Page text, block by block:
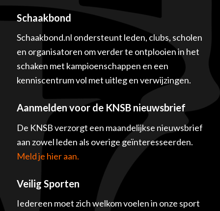
Schaakbond
Schaakbond.nl ondersteunt leden, clubs, scholen
en organisatoren om verder te ontplooien in het
schaken met kampioenschappen en een
kenniscentrum vol met uitleg en verwijzingen.
Aanmelden voor de KNSB nieuwsbrief
De KNSB verzorgt een maandelijkse nieuwsbrief
aan zowel leden als overige geïnteresseerden.
Meld je hier aan.
Veilig Sporten
Iedereen moet zich welkom voelen in onze sport